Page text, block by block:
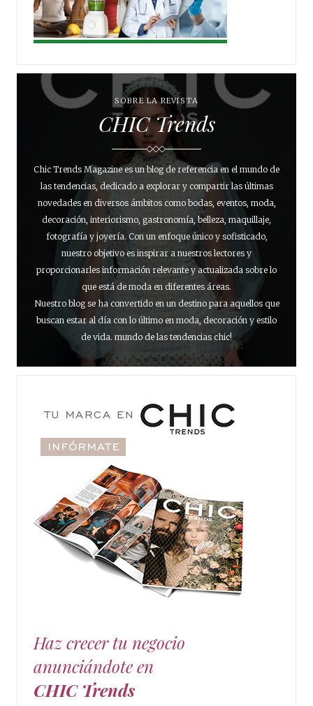
SOBRE LA REVISTA
CHIC Trends
Chic Trends Magazine es un blog de referencia en el mundo de
las tendencias, dedicado a explorar y compartir las últimas
novedades en diversos ámbitos como bodas, eventos, moda,
decoración, interiorismo, gastronomía, belleza, maquillaje,
fotografía y joyería. Con un enfoque único y sofisticado,
nuestro objetivo es inspirar a nuestros lectores y
proporcionarles información relevante y actualizada sobre lo
que está de moda en diferentes áreas.
Nuestro blog se ha convertido en un destino para aquellos que
buscan estar al día con lo último en moda, decoración y estilo
de vida. mundo de las tendencias chic!
Haz crecer tu negocio
anunciándote en
CHIC Trends